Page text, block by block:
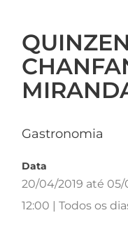
Gastronomia
Data
20/04/2019 até 05/
12:00 | Todos os